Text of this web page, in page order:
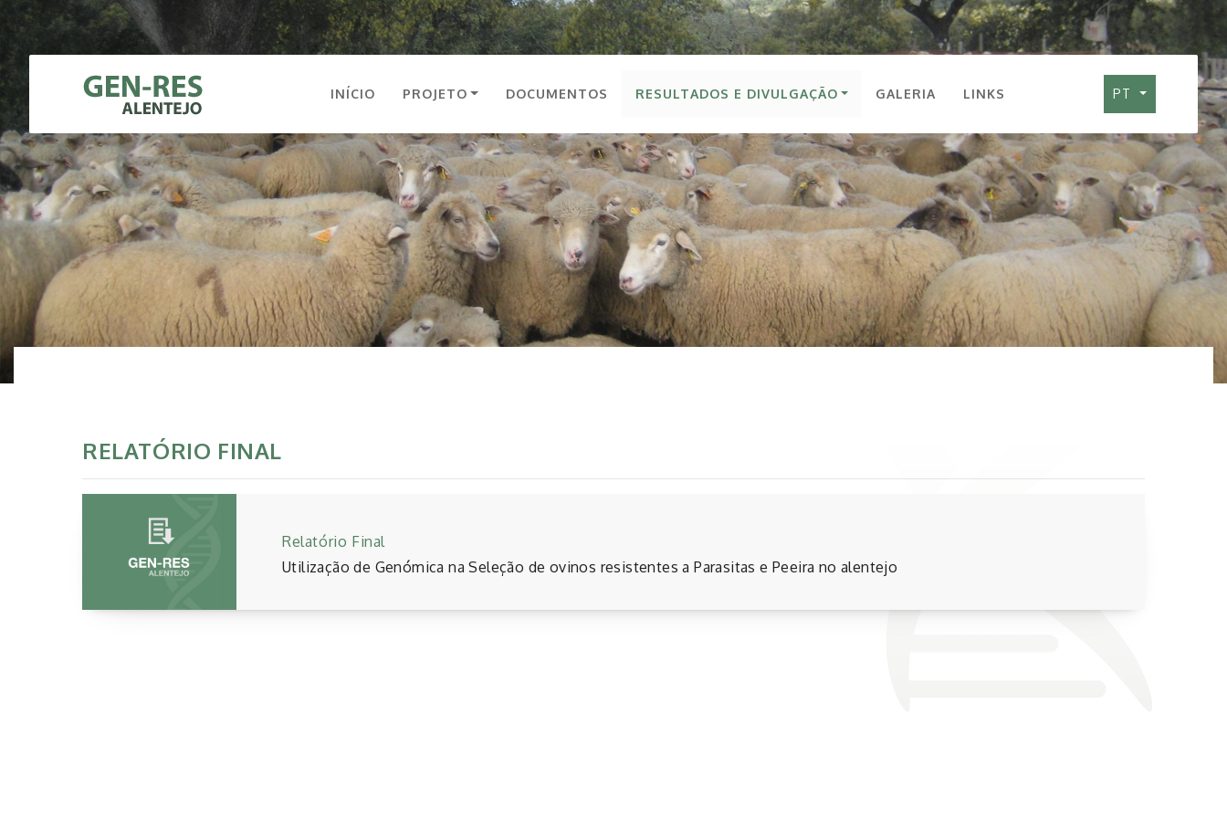
INÍCIO PROJETO DOCUMENTOS RESULTADOS E DIVULGAÇÃO GALERIA LINKS PT
RELATÓRIO FINAL
Relatório Final
Utilização de Genómica na Seleção de ovinos resistentes a Parasitas e Peeira no alentejo